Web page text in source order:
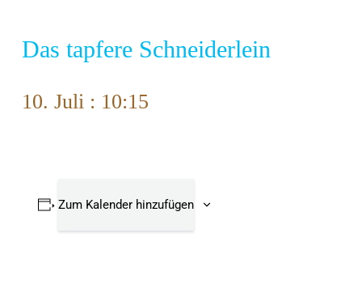
Das tapfere Schneiderlein
10. Juli : 10:15
Zum Kalender hinzufügen